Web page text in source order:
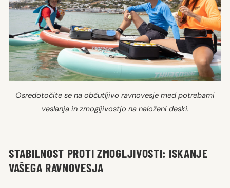
Osredotočite se na občutljivo ravnovesje med potrebami
veslanja in zmogljivostjo na naloženi deski.
STABILNOST PROTI ZMOGLJIVOSTI: ISKANJE
VAŠEGA RAVNOVESJA